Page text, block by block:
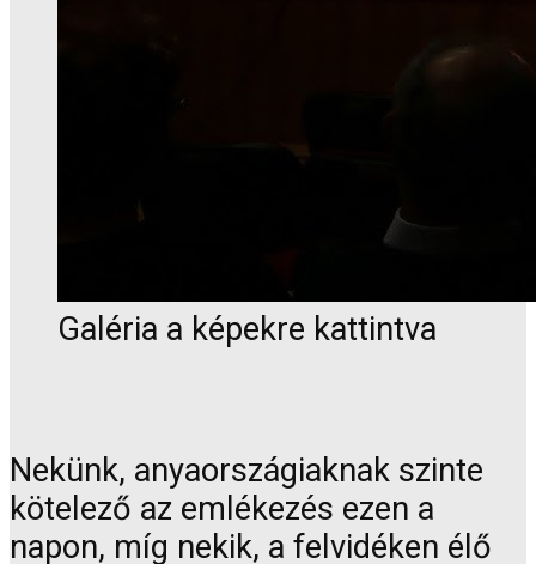
Galéria a képekre kattintva
Nekünk, anyaországiaknak szinte
kötelező az emlékezés ezen a
napon, míg nekik, a felvidéken élő